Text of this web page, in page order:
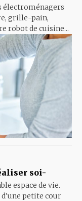
électroménagers
grille-pain,
robot de cuisine...
soi-
espace de vie.
d'une petite cour